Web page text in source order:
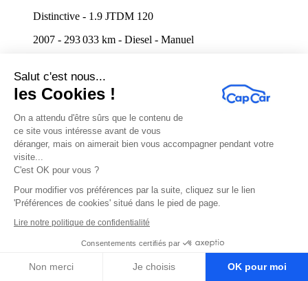
Salut c'est nous...
les Cookies !
On a attendu d'être sûrs que le contenu de
ce site vous intéresse avant de vous
déranger, mais on aimerait bien vous accompagner pendant votre
visite...
C'est OK pour vous ?
Pour modifier vos préférences par la suite, cliquez sur le lien
'Préférences de cookies' situé dans le pied de page.
Lire notre politique de confidentialité
Consentements certifiés par
Non merci Je choisis OK pour moi
Distinctive - 1.9 JTDM 120
2007 - 293 033 km - Diesel - Manuel
Jusqu'au 06/08 à 16:30
Renault Clio
Expression
1.2 i 16V 75 cv